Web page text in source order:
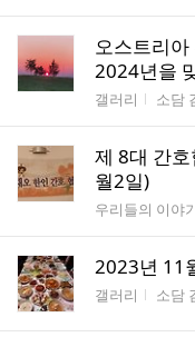
오스트리
2024년을
게시판명
갤러리 작성
소담
제 8대 간
월2일)
게시판명
우리들의 이야
2023년 11
게시판명
갤러리 작성
소담